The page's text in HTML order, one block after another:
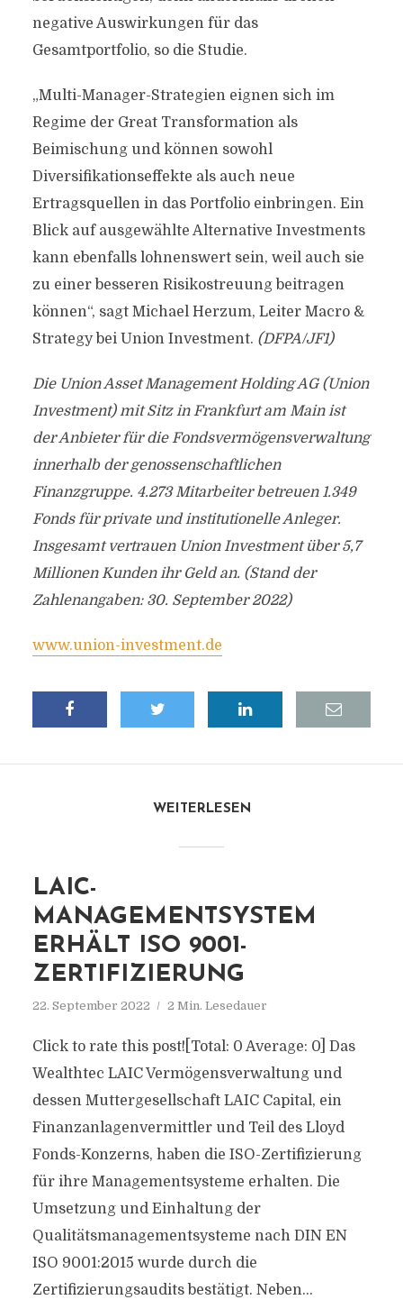
negative Auswirkungen für das
Gesamtportfolio, so die Studie.
„Multi-Manager-Strategien eignen sich im
Regime der Great Transformation als
Beimischung und können sowohl
Diversifikationseffekte als auch neue
Ertragsquellen in das Portfolio einbringen. Ein
Blick auf ausgewählte Alternative Investments
kann ebenfalls lohnenswert sein, weil auch sie
zu einer besseren Risikostreuung beitragen
können“, sagt Michael Herzum, Leiter Macro &
Strategy bei Union Investment. (DFPA/JF1)
Die Union Asset Management Holding AG (Union
Investment) mit Sitz in Frankfurt am Main ist
der Anbieter für die Fondsvermögensverwaltung
innerhalb der genossenschaftlichen
Finanzgruppe. 4.273 Mitarbeiter betreuen 1.349
Fonds für private und institutionelle Anleger.
Insgesamt vertrauen Union Investment über 5,7
Millionen Kunden ihr Geld an. (Stand der
Zahlenangaben: 30. September 2022)
www.union-investment.de
WEITERLESEN
LAIC-
MANAGEMENTSYSTEM
ERHÄLT ISO 9001-
ZERTIFIZIERUNG
22. September 2022 2 Min. Lesedauer
Click to rate this post![Total: 0 Average: 0] Das
Wealthtec LAIC Vermögensverwaltung und
dessen Muttergesellschaft LAIC Capital, ein
Finanzanlagenvermittler und Teil des Lloyd
Fonds-Konzerns, haben die ISO-Zertifizierung
für ihre Managementsysteme erhalten. Die
Umsetzung und Einhaltung der
Qualitätsmanagementsysteme nach DIN EN
ISO 9001:2015 wurde durch die
Zertifizierungsaudits bestätigt. Neben...